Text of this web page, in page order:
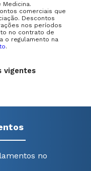
comerciais que
Descontos
nos períodos
no contrato de
o regulamento na
.
vigentes
no